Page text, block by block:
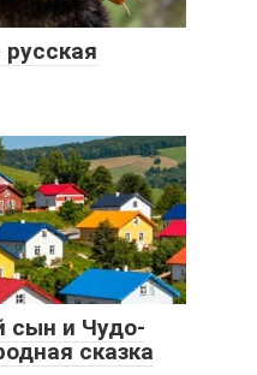
сын и Чудо-
сказка